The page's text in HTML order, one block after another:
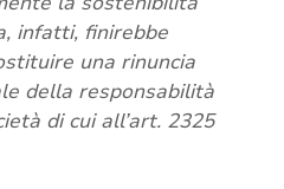
infatti, finirebbe
una rinuncia
della responsabilità
di cui all’art. 2325